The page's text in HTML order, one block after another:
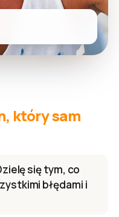
który sam
się tym, co
błędami i